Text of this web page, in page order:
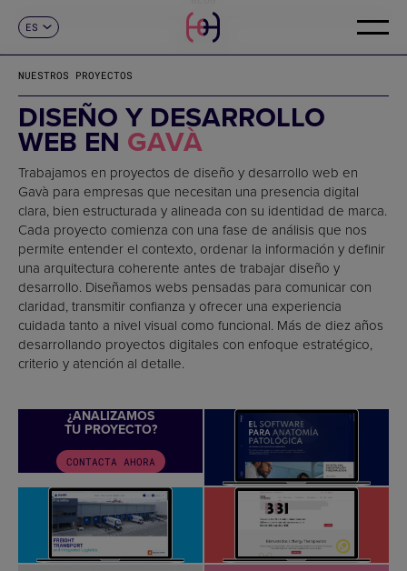
ES
FR
DE
IT
PT
CONTACTO
NUESTROS PROYECTOS
DISEÑO Y DESARROLLO
WEB EN GAVÀ
Trabajamos en proyectos de diseño y desarrollo web en
Gavà para empresas que necesitan una presencia digital
clara, bien estructurada y alineada con su identidad de marca.
Cada proyecto comienza con una fase de análisis que nos
permite entender el contexto, ordenar la información y definir
una arquitectura coherente antes de trabajar diseño y
desarrollo. Diseñamos webs pensadas para comunicar con
claridad, transmitir confianza y ofrecer una experiencia
cuidada tanto a nivel visual como funcional. Más de diez años
desarrollando proyectos digitales con enfoque estratégico,
criterio y atención al detalle.
¿ANALIZAMOS
TU PROYECTO?
CONTACTA AHORA